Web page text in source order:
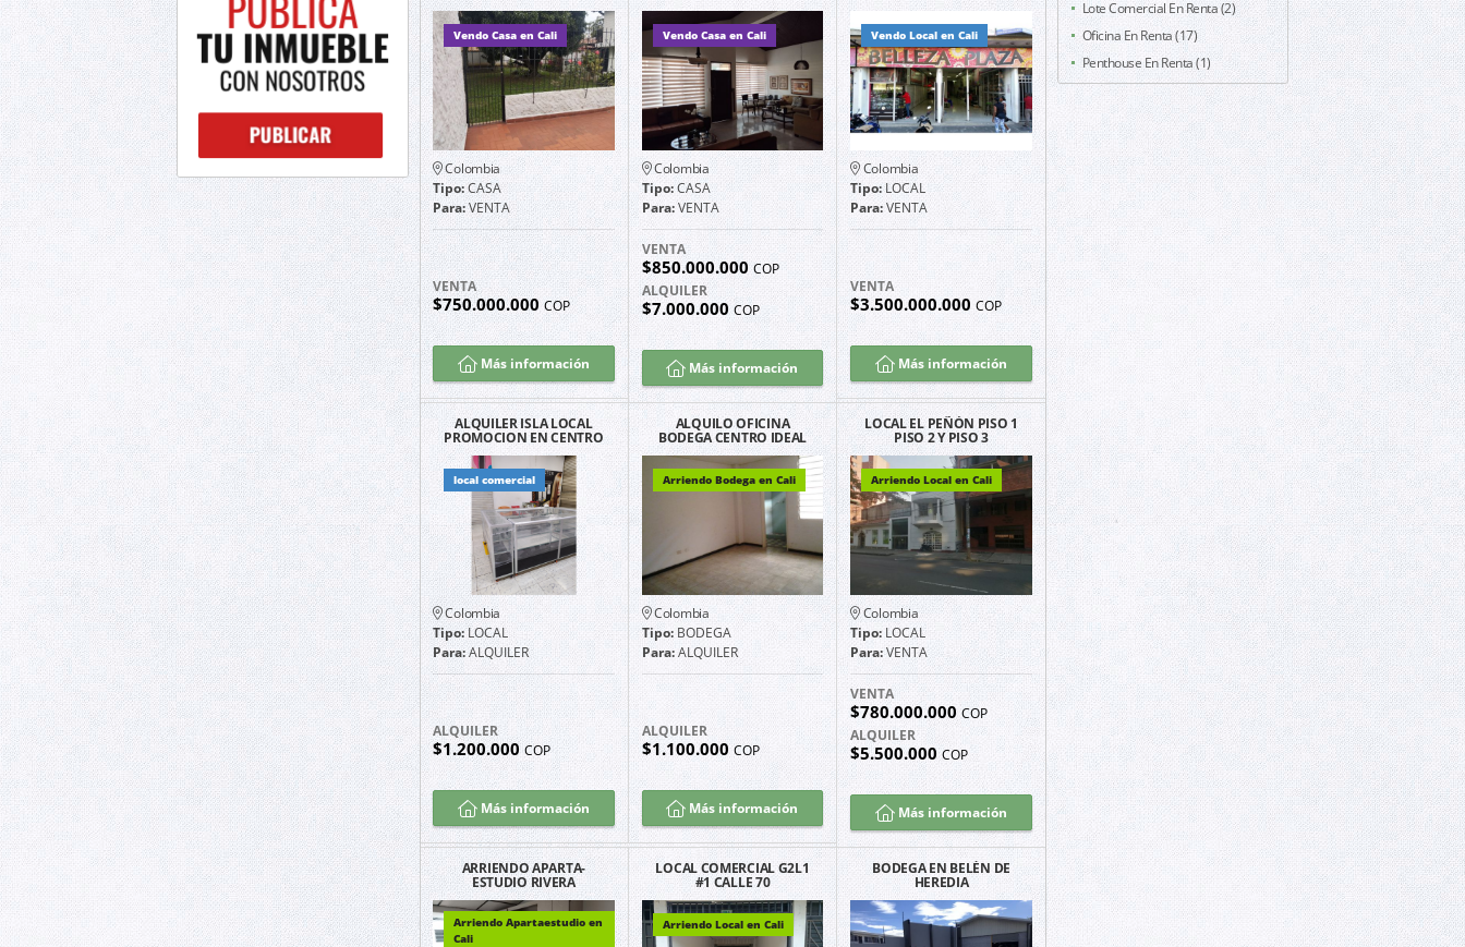
ALCOBAS
Vendo Casa en Cali
Colombia
Tipo:CASA
Para:VENTA
VENTA
$750.000.000 COP
Más información
BARRIO LA FLORA CALI
Vendo Casa en Cali
Colombia
Tipo:CASA
Para:VENTA
VENTA
$850.000.000COP
ALQUILER
$7.000.000COP
Más información
MIO SAN PEDRO EN CALI
Vendo Local en Cali
Colombia
Tipo:LOCAL
Para:VENTA
VENTA
$3.500.000.000COP
Más información
ALQUILER ISLA LOCAL
PROMOCION EN CENTRO
COMERCIAL BELLEZA
PLAZA
local comercial
Colombia
Tipo:LOCAL
Para:ALQUILER
ALQUILER
$1.200.000COP
Más información
ALQUILO OFICINA
BODEGA CENTRO IDEAL
COMERCIANTES
Arriendo Bodega en Cali
Colombia
Tipo:BODEGA
Para:ALQUILER
ALQUILER
$1.100.000COP
Más información
LOCAL EL PEÑÓN PISO 1
PISO 2 Y PISO 3
Arriendo Local en Cali
Colombia
Tipo: LOCAL
Para:VENTA
VENTA
$780.000.000COP
ALQUILER
$5.500.000COP
Más información
ARRIENDO APARTA-
ESTUDIO RIVERA
GUAYACANES EXCELENTE
UBICACIÓN G1201
Arriendo Apartaestudio en
Cali
LOCAL COMERCIAL G2L1
#1 CALLE 70
NORORIENTE PARQUEO
Arriendo Local en Cali
BODEGA EN BELÉN DE
HEREDIA
Lote Comercial En Renta (2)
Oficina En Renta (17)
Penthouse En Renta (1)